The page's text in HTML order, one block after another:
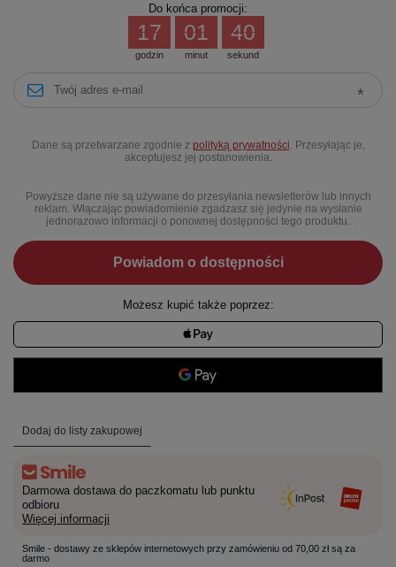
Do końca promocji:
godzin
17
minut
01
sekund
40
Dane są przetwarzane zgodnie z polityką prywatności . Przesyłając je,
akceptujesz jej postanowienia.
Powyższe dane nie są używane do przesyłania newsletterów lub innych
reklam. Włączając powiadomienie zgadzasz się jedynie na wysłanie
jednorazowo informacji o ponownej dostępności tego produktu.
Powiadom o dostępności
Możesz kupić także poprzez:
Dodaj do listy zakupowej
Darmowa dostawa do paczkomatu lub punktu
odbioru
Więcej informacji
Smile - dostawy ze sklepów internetowych przy zamówieniu od 70,00 zł są za
darmo